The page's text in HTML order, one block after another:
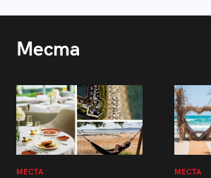
Места
МЕСТА МЕСТА